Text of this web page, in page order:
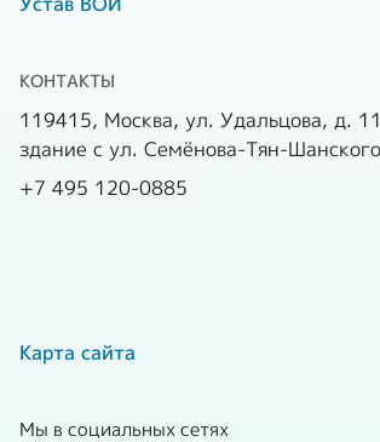
КОНТАКТЫ
119415, Москва, ул. Удальцова, д.
здание с ул. Семёнова-Тян-
+7 495 120-0885
Карта сайта
Мы в социальных сетях